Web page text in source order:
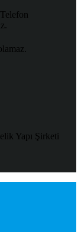
Telefon
Yapı Şirketi